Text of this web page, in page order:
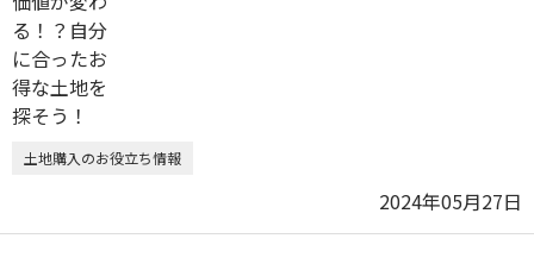
土地購入のお役立ち情報
2024年05月27日